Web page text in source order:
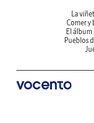
La
Comer y
El álbum
Pueblos